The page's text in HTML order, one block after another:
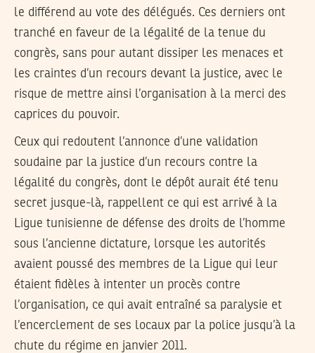
le différend au vote des délégués. Ces derniers ont
tranché en faveur de la légalité de la tenue du
congrès, sans pour autant dissiper les menaces et
les craintes d’un recours devant la justice, avec le
risque de mettre ainsi l’organisation à la merci des
caprices du pouvoir.
Ceux qui redoutent l’annonce d’une validation
soudaine par la justice d’un recours contre la
légalité du congrès, dont le dépôt aurait été tenu
secret jusque-là, rappellent ce qui est arrivé à la
Ligue tunisienne de défense des droits de l’homme
sous l’ancienne dictature, lorsque les autorités
avaient poussé des membres de la Ligue qui leur
étaient fidèles à intenter un procès contre
l’organisation, ce qui avait entraîné sa paralysie et
l’encerclement de ses locaux par la police jusqu’à la
chute du régime en janvier 2011.